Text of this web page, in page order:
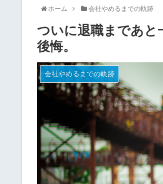
ホーム 会社やめるまでの軌跡
ついに退職まであと
後悔。
会社やめるまでの軌跡